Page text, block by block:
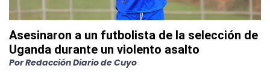
Asesinaron a un futbolista de la selección de
Uganda durante un violento asalto
PorRedacción Diario de Cuyo